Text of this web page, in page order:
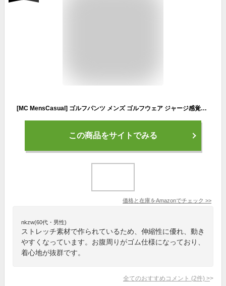
[MC MensCasual] ゴルフパンツ メンズ ゴルフウェア ジャージ感覚ストレッチ チノパン スキニーパンツ イージーパンツ 秋冬 春夏 3-ネイビー XLサイズ
この商品をサイトでみる
価格と在庫をAmazonでチェック >>
nkzw(60代・男性)
ストレッチ素材で作られているため、伸縮性に優れ、動き
やすくなっています。お腹周りがゴム仕様になっており、
着心地が抜群です。
全てのおすすめコメント (2件) >